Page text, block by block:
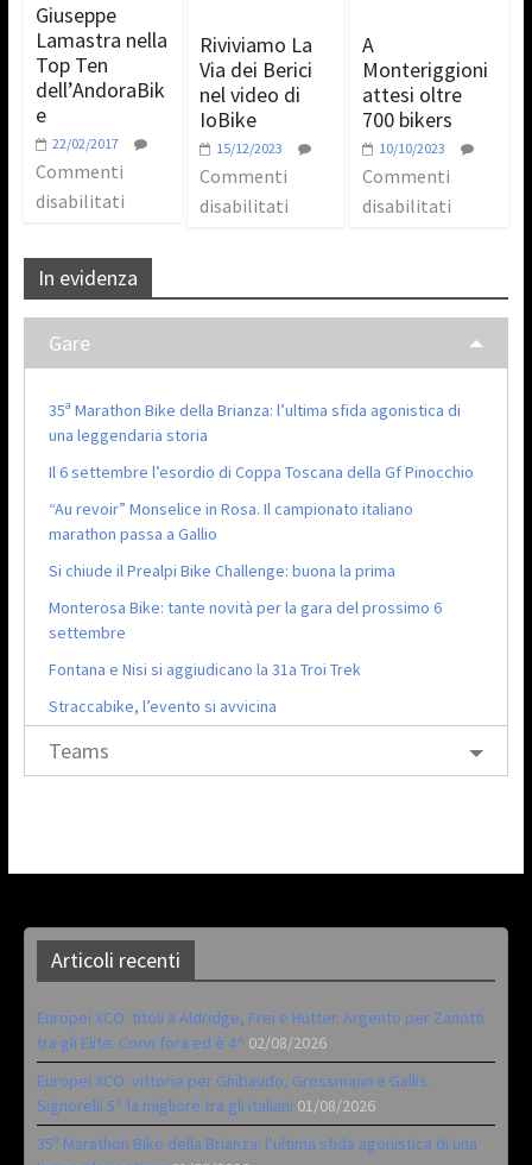
Giuseppe
Lamastra nella
Top Ten
dell’AndoraBik
e
22/02/2017
Commenti
disabilitati
Riviviamo La
Via dei Berici
nel video di
IoBike
15/12/2023
Commenti
disabilitati
A
Monteriggioni
attesi oltre
700 bikers
10/10/2023
Commenti
disabilitati
In evidenza
Gare
35ª Marathon Bike della Brianza: l’ultima sfida agonistica di
una leggendaria storia
Il 6 settembre l’esordio di Coppa Toscana della Gf Pinocchio
“Au revoir” Monselice in Rosa. Il campionato italiano
marathon passa a Gallio
Si chiude il Prealpi Bike Challenge: buona la prima
Monterosa Bike: tante novità per la gara del prossimo 6
settembre
Fontana e Nisi si aggiudicano la 31a Troi Trek
Straccabike, l’evento si avvicina
Teams
Articoli recenti
Europei XCO: titoli a Aldridge, Frei e Hutter. Argento per Zanotti
tra gli Elite. Corvi fora ed è 4^ 02/08/2026
Europei XCO: vittorie per Ghibaudo, Grossmann e Gallis.
Signorelli 5^ la migliore tra gli italiani 01/08/2026
35ª Marathon Bike della Brianza: l’ultima sfida agonistica di una